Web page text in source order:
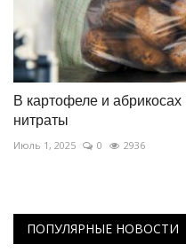
В картофеле и
нитраты
Июль 1, 2025 0 2936
ПОПУЛЯРНЫЕ НОВОСТИ